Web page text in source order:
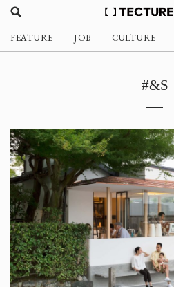
FEATURE JOB CULTURE
#&S